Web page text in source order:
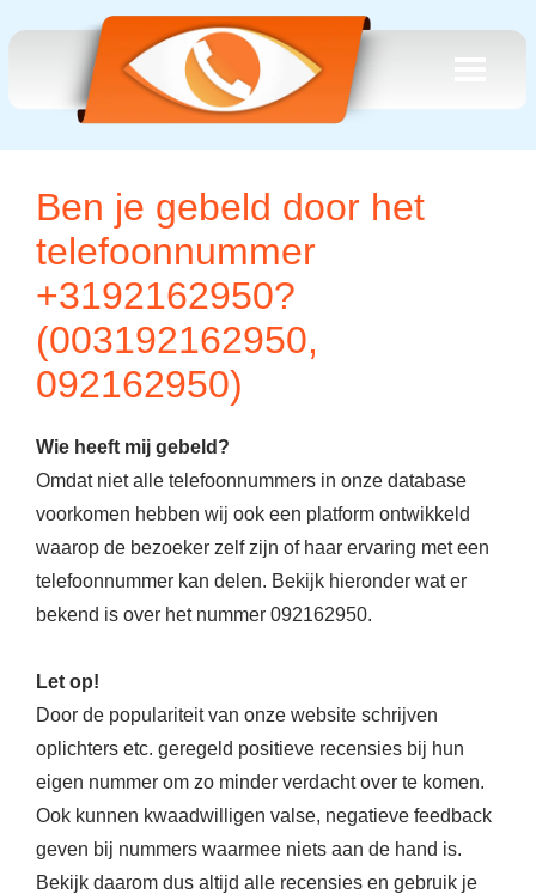
Ben je gebeld door het
telefoonnummer
+3192162950?
(003192162950,
092162950)
Wie heeft mij gebeld?
Omdat niet alle telefoonnummers in onze database
voorkomen hebben wij ook een platform ontwikkeld
waarop de bezoeker zelf zijn of haar ervaring met een
telefoonnummer kan delen. Bekijk hieronder wat er
bekend is over het nummer 092162950.
Let op!
Door de populariteit van onze website schrijven
oplichters etc. geregeld positieve recensies bij hun
eigen nummer om zo minder verdacht over te komen.
Ook kunnen kwaadwilligen valse, negatieve feedback
geven bij nummers waarmee niets aan de hand is.
Bekijk daarom dus altijd alle recensies en gebruik je